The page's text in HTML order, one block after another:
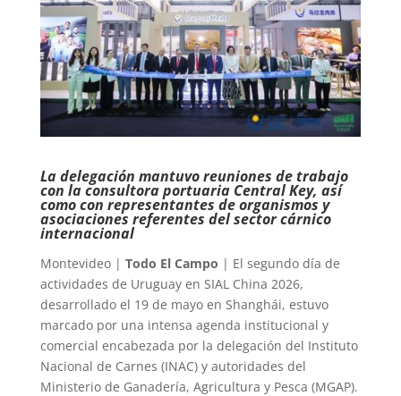
La delegación mantuvo reuniones de trabajo
con la consultora portuaria Central Key, así
como con representantes de organismos y
asociaciones referentes del sector cárnico
internacional
Montevideo | Todo El Campo | El segundo día de
actividades de Uruguay en SIAL China 2026,
desarrollado el 19 de mayo en Shanghái, estuvo
marcado por una intensa agenda institucional y
comercial encabezada por la delegación del Instituto
Nacional de Carnes (INAC) y autoridades del
Ministerio de Ganadería, Agricultura y Pesca (MGAP).